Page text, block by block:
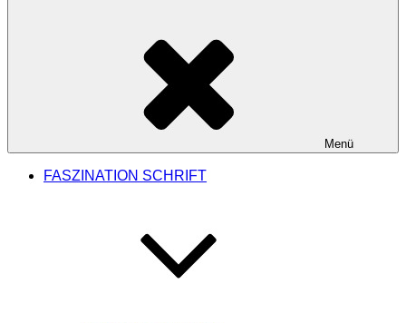
Menü
FASZINATION SCHRIFT